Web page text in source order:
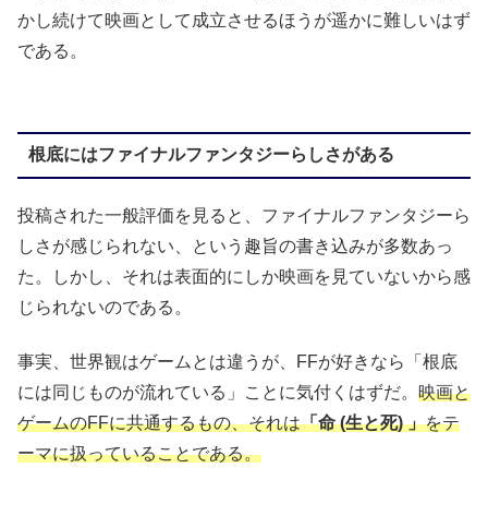
かし続けて映画として成立させるほうが遥かに難しいはず
である。
根底にはファイナルファンタジーらしさがある
投稿された一般評価を見ると、ファイナルファンタジーら
しさが感じられない、という趣旨の書き込みが多数あっ
た。しかし、それは表面的にしか映画を見ていないから感
じられないのである。
事実、世界観はゲームとは違うが、FFが好きなら「根底
には同じものが流れている」ことに気付くはずだ。 映画と
ゲームのFFに共通するもの、それは「命 (生と死) 」をテ
ーマに扱っていることである。